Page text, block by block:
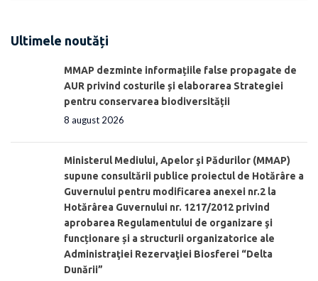
Ultimele noutăți
MMAP dezminte informațiile false propagate de
AUR privind costurile și elaborarea Strategiei
pentru conservarea biodiversității
8 august 2026
Ministerul Mediului, Apelor şi Pădurilor (MMAP)
supune consultării publice proiectul de Hotărâre a
Guvernului pentru modificarea anexei nr.2 la
Hotărârea Guvernului nr. 1217/2012 privind
aprobarea Regulamentului de organizare şi
funcționare și a structurii organizatorice ale
Administraţiei Rezervaţiei Biosferei “Delta
Dunării”